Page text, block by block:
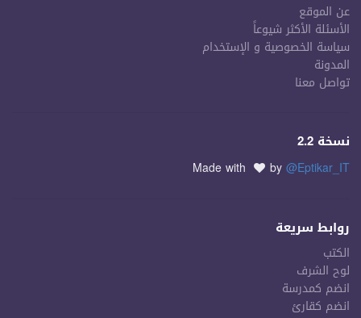
عن الموقع
الأسئلة الأكثر شيوعاً
سياسة الخصوصية و الإستخدام
المدونة
تواصل معنا
نسخة 2.2
Made with by@Eptikar_IT
روابط سريعة
الكتب
لوح الشرف
انضم كمدرسة
انضم كقارئ